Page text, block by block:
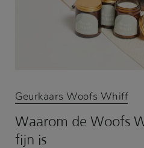
Geurkaars Woofs Whiff
Waarom de Woofs
fijn is